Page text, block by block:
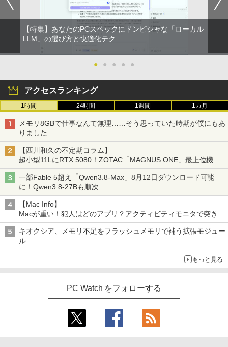
杖と剣のウィストリア（16） 【電子書
￥594
3 歴史地理学事典 [ 歴史地理学会 ]
￥26,400
4
はじめての世界名作えほん あかいえほ
んのおうち（1～40巻） （0） [ 中脇 初
枝 ]
￥26,400
代は神様から与えられた特別な時間 （幻
￥1,034
【特集】あなたのPCスペックにドンピシャな「ローカル
LLM」の選び方と快適化テク
● ● ● ● ●
アクセスランキング
1時間 24時間 1週間 1カ月
メモリ8GBで仕事なんて無理……そう思っていた時期が僕にもあ
りました
【西川和久の不定期コラム】
超小型11LにRTX 5080！ZOTAC「MAGNUS ONE」最上位機の
実力を探る
一部Fable 5超え「Qwen3.8-Max」8月12日ダウンロード可能
に！Qwen3.8-27Bも順次
【Mac Info】
Macが重い！犯人はどのアプリ？アクティビティモニタで突き止
める
キオクシア、メモリ不足をフラッシュメモリで補う拡張モジュー
ル
もっと見る
PC Watch をフォローする